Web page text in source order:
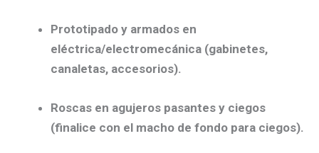
Prototipado y armados en
eléctrica/electromecánica (gabinetes,
canaletas, accesorios).
Roscas en agujeros pasantes y ciegos
(finalice con el macho de fondo para ciegos).